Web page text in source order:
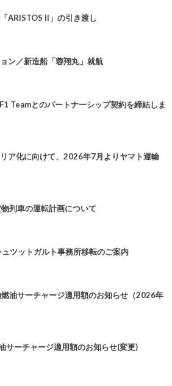
ARISTOS II」の引き渡し
ン／新造船「蓉翔丸」就航
Teamとのパートナーシップ契約を締結しま
リア化に向けて、2026年7月よりヤマト運輸
列車の運転計画について
ツットガルト事務所移転のご案内
油サーチャージ適用額のお知らせ（2026年
ーチャージ適用額のお知らせ(変更)